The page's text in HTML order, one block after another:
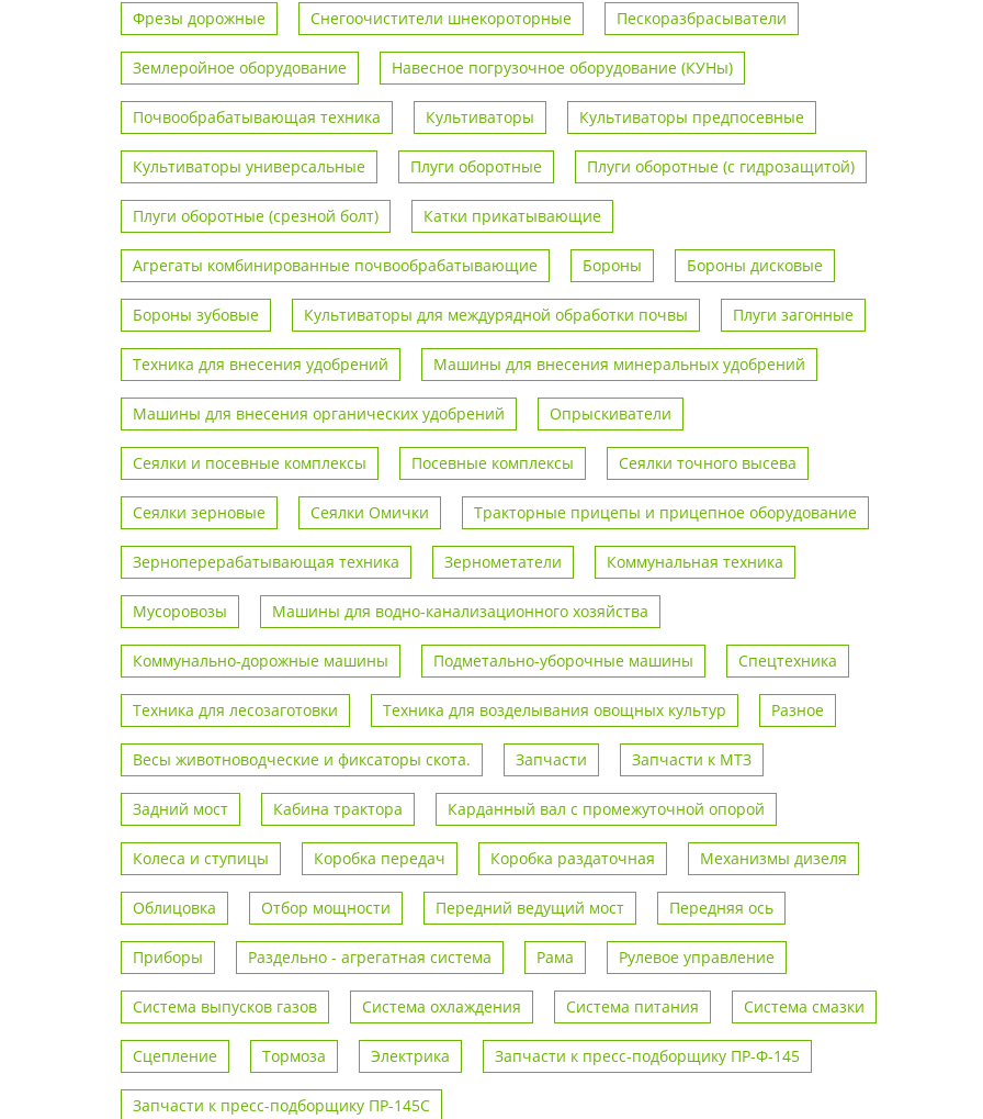
Фрезы дорожные Снегоочистители шнекороторные Пескоразбрасыватели
Землеройное оборудование Навесное погрузочное оборудование (КУНы)
Почвообрабатывающая техника Культиваторы Культиваторы предпосевные
Культиваторы универсальные Плуги оборотные Плуги оборотные (с гидрозащитой)
Плуги оборотные (срезной болт) Катки прикатывающие
Агрегаты комбинированные почвообрабатывающие Бороны Бороны дисковые
Бороны зубовые Культиваторы для междурядной обработки почвы Плуги загонные
Техника для внесения удобрений Машины для внесения минеральных удобрений
Машины для внесения органических удобрений Опрыскиватели
Сеялки и посевные комплексы Посевные комплексы Сеялки точного высева
Сеялки зерновые Сеялки Омички Тракторные прицепы и прицепное оборудование
Зерноперерабатывающая техника Зернометатели Коммунальная техника
Мусоровозы Машины для водно-канализационного хозяйства
Коммунально-дорожные машины Подметально-уборочные машины Спецтехника
Техника для лесозаготовки Техника для возделывания овощных культур Разное
Весы животноводческие и фиксаторы скота. Запчасти Запчасти к МТЗ
Задний мост Кабина трактора Карданный вал с промежуточной опорой
Колеса и ступицы Коробка передач Коробка раздаточная Механизмы дизеля
Облицовка Отбор мощности Передний ведущий мост Передняя ось
Приборы Раздельно - агрегатная система Рама Рулевое управление
Система выпусков газов Система охлаждения Система питания Система смазки
Сцепление Тормоза Электрика Запчасти к пресс-подборщику ПР-Ф-145
Запчасти к пресс-подборщику ПР-145С